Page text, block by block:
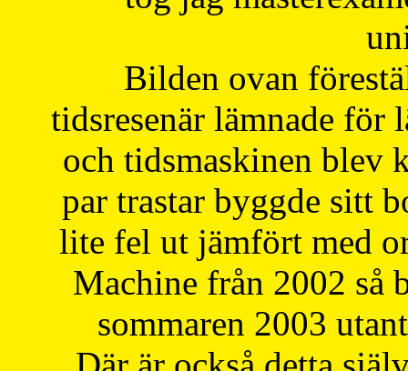
Bilden ovan
tidsresenär lämnade för
och tidsmaskinen blev
par trastar byggde sitt
lite fel ut jämfört med
Machine från 2002 så
sommaren 2003